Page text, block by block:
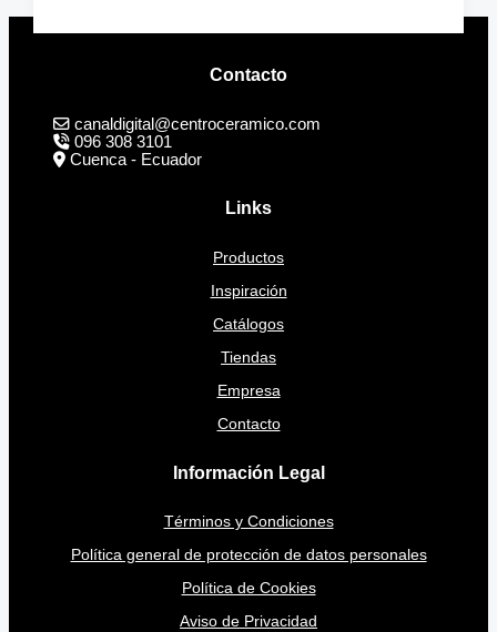
Contacto
canaldigital@centroceramico.com
096 308 3101
Cuenca - Ecuador
Links
Productos
Inspiración
Catálogos
Tiendas
Empresa
Contacto
Información Legal
Términos y Condiciones
Política general de protección de datos personales
Política de Cookies
Aviso de Privacidad